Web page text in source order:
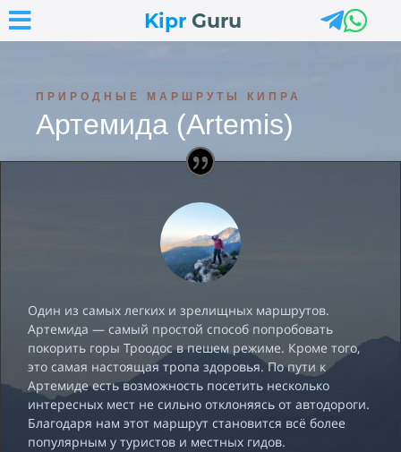
Kipr Guru
 
ПРИРОДНЫЕ МАРШРУТЫ КИПРА
Артемида (Artemis)
Один из самых легких и зрелищных маршрутов.
Артемида — самый простой способ попробовать
покорить горы Троодос в пешем режиме. Кроме того,
это самая настоящая тропа здоровья. По пути к
Артемиде есть возможность посетить несколько
интересных мест не сильно отклоняясь от автодороги.
Благодаря нам этот маршрут становится всё более
популярным у туристов и местных гидов.